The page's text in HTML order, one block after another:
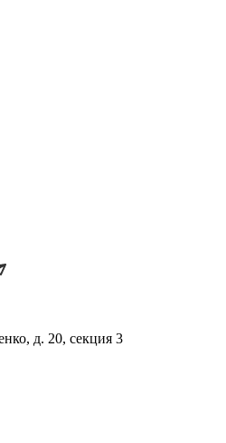
д. 20, секция 3